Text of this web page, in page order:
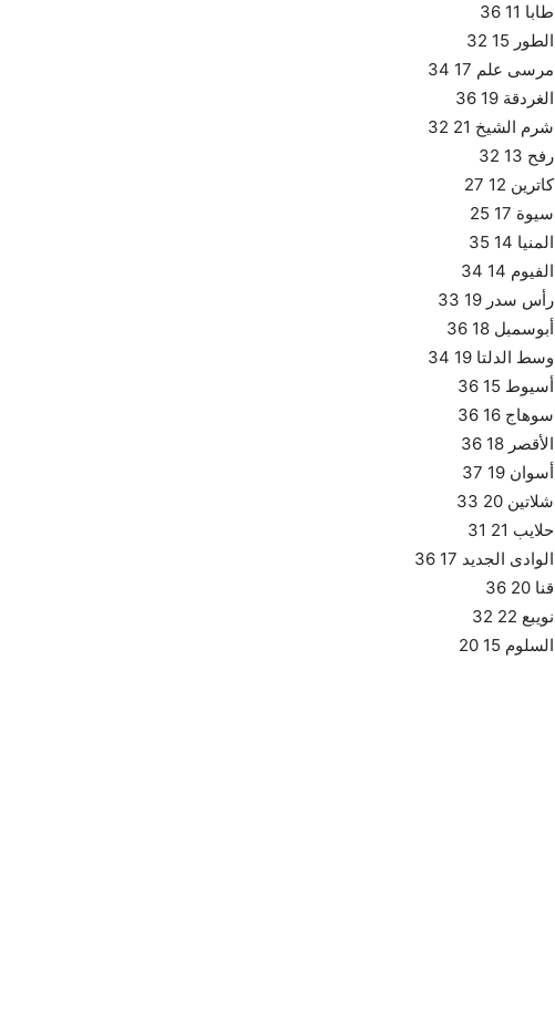
طابا 11 36
الطور 15 32
مرسى علم 17 34
الغردقة 19 36
شرم الشيخ 21 32
رفح 13 32
كاترين 12 27
سيوة 17 25
المنيا 14 35
الفيوم 14 34
رأس سدر 19 33
أبوسمبل 18 36
وسط الدلتا 19 34
أسيوط 15 36
سوهاج 16 36
الأقصر 18 36
أسوان 19 37
شلاتين 20 33
حلايب 21 31
الوادى الجديد 17 36
قنا 20 36
نويبع 22 32
السلوم 15 20